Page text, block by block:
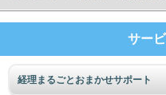
サー
経理まるごとおまかせサポート